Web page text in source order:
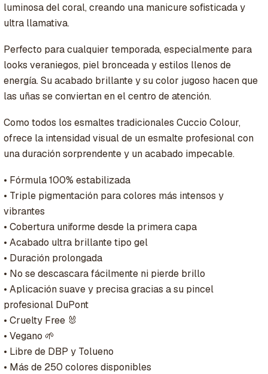
luminosa del coral, creando una manicure sofisticada y
ultra llamativa.
Perfecto para cualquier temporada, especialmente para
looks veraniegos, piel bronceada y estilos llenos de
energía. Su acabado brillante y su color jugoso hacen que
las uñas se conviertan en el centro de atención.
Como todos los esmaltes tradicionales Cuccio Colour,
ofrece la intensidad visual de un esmalte profesional con
una duración sorprendente y un acabado impecable.
• Fórmula 100% estabilizada
• Triple pigmentación para colores más intensos y
vibrantes
• Cobertura uniforme desde la primera capa
• Acabado ultra brillante tipo gel
• Duración prolongada
• No se descascara fácilmente ni pierde brillo
• Aplicación suave y precisa gracias a su pincel
profesional DuPont
• Cruelty Free 🐰
• Vegano 🌱
• Libre de DBP y Tolueno
• Más de 250 colores disponibles